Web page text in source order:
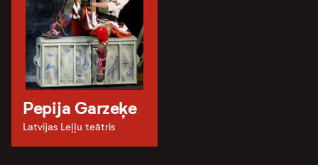
Pepija Garzeķe
Latvijas Leļļu teātris